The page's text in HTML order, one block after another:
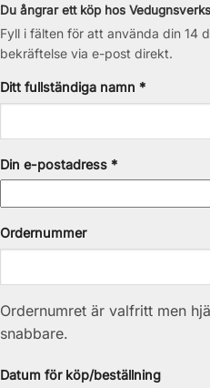
Du ångrar ett köp hos
Fyll i fälten för att använda din 14
bekräftelse via e-post direkt.
Ditt fullständiga namn *
Din e-postadress *
Ordernummer
Ordernumret är valfritt men
snabbare.
Datum för köp/beställning